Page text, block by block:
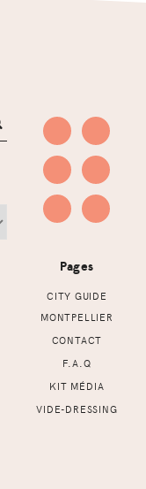
Pages
CITY GUIDE
MONTPELLIER
CONTACT
F.A.Q
KIT MÉDIA
VIDE-DRESSING